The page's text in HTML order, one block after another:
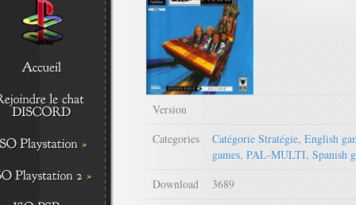
Version
Categories
Catégorie Stratégie, English
games, PAL-MULTI, Spanish
Download
3689